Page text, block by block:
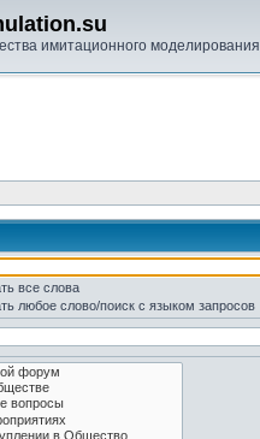
имитационного моделирования
все слова
любое слово/поиск с языком запросов